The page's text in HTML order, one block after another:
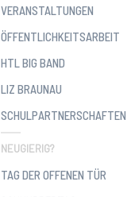
VERANSTALTUNGEN
ÖFFENTLICHKEITSARBEIT
HTL BIG BAND
LIZ BRAUNAU
SCHULPARTNERSCHAFTEN
NEUGIERIG?
TAG DER OFFENEN TÜR